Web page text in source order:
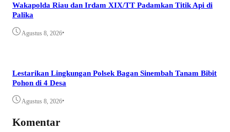
Wakapolda Riau dan Irdam XIX/TT Padamkan Titik Api di
Palika
Agustus 8, 2026•
Lestarikan Lingkungan Polsek Bagan Sinembah Tanam Bibit
Pohon di 4 Desa
Agustus 8, 2026•
Komentar